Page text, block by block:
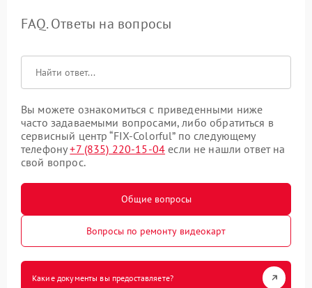
FAQ. Ответы на вопросы
Вы можете ознакомиться с приведенными ниже
часто задаваемыми вопросами, либо обратиться в
сервисный центр “FIX-Colorful” по следующему
телефону+7 (835) 220-15-04 если не нашли ответ на
свой вопрос.
Общие вопросы
Вопросы по ремонту видеокарт
Какие документы вы предоставляете?